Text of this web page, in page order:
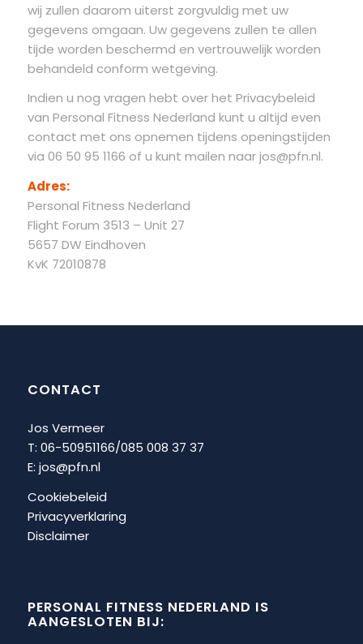
wij zullen daarom uiterst zorgvuldig met uw
gegevens omgaan. Uw gegevens zullen te allen
tijde worden beschermd en vertrouwelijk worden
behandeld conform wetgeving.
Indien u nog vragen hebt over het Privacybeleid
van Personal Fitness Nederland kunt u altijd even
contact met ons opnemen tijdens openingstijden
via 06 50 95 1166 of u kunt mailen naar jos@pfn.nl.
Adres:
Personal Fitness Nederland
Flight Forum 3513 – Unit 27
5657 DW Eindhoven
KvK 72010878
CONTACT
Jos Vermeer
T: 06-50951166/085 008 37 37
E: jos@pfn.nl
Cookiebeleid
Privacyverklaring
Disclaimer
PERSONAL FITNESS NEDERLAND IS
AANGESLOTEN BIJ: